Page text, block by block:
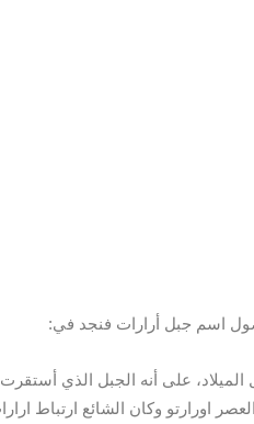
اسم جبل أرارات فنجد في:
على أنه الجبل الذي
اورارتو وكان الشائع ارتباط